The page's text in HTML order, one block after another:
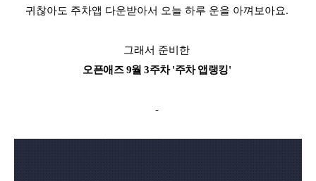
귀찮아도 주차앱 다운받아서 오늘 하루 운을 아껴보아요.
그래서 준비한
오픈애즈 9월 3주차 '주차 앱랭킹'
-